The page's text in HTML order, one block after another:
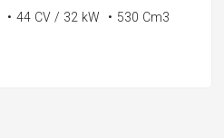
• 44 CV / 32 kW • 530 Cm3